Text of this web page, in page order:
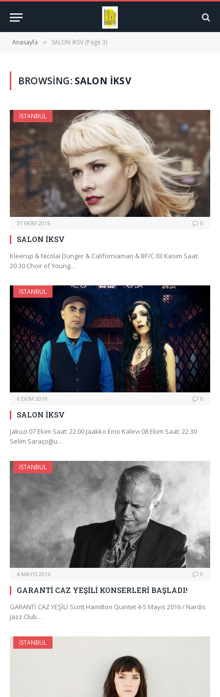
Anasayfa » SALON İKSV (Page 3)
BROWSING: SALON İKSV
İSTANBUL
31 EKIM 2016 0
SALON İKSV
Kleerup & Nicolai Dunger & Californiaman & BF/C 03 Kasım Saat:
20.30 Choir of Young…
İSTANBUL
6 EKIM 2016 0
SALON İKSV
Jakuzi 07 Ekim Saat: 22.00 Jaakko Eino Kalevi 08 Ekim Saat: 22.30
Selim Saraçoğlu…
İSTANBUL
4 MAYIS 2016 0
GARANTİ CAZ YEŞİLİ KONSERLERİ BAŞLADI!
GARANTİ CAZ YEŞİLİ Scott Hamilton Quintet 4-5 Mayıs 2016 / Nardis
Jazz Club…
İSTANBUL